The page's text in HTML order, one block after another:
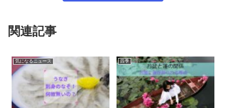
関連記事
気になるニュース 四季